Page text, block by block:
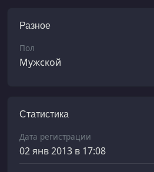
Разное
Пол
Мужской
Статистика
Дата регистрации
02 янв 2013 в 17:08